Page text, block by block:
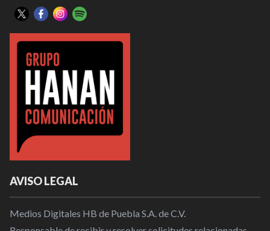
AVISO LEGAL
Medios Digitales HB de Puebla S.A. de C.V.